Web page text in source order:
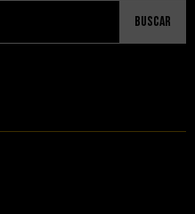
Buscar